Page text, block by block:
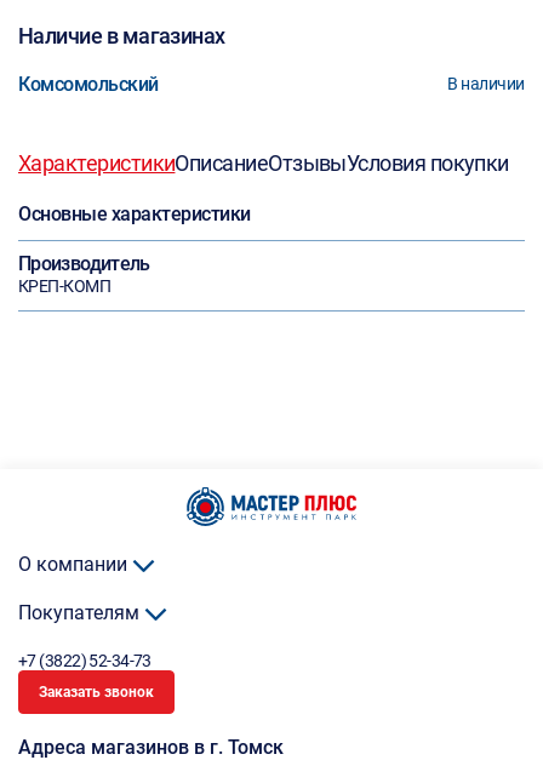
Наличие в магазинах
Комсомольский В наличии
ХарактеристикиОписаниеОтзывыУсловия покупки
Основные характеристики
Производитель
КРЕП-КОМП
О компании
Покупателям
+7 (3822) 52-34-73
Заказать звонок
Адреса магазинов в г. Томск